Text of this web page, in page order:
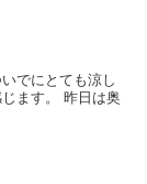
でにとても涼し
ます。 昨日は奥